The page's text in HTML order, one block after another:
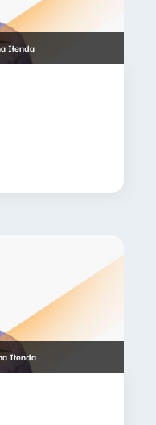
Iłenda
Iłenda